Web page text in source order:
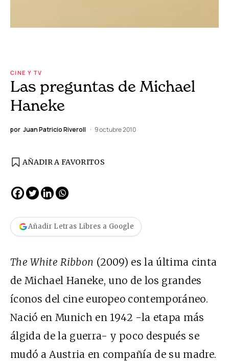
CINE Y TV
Las preguntas de Michael
Haneke
por Juan Patricio Riveroll 9 octubre 2010
AÑADIR A FAVORITOS
Añadir Letras Libres a Google
The White Ribbon (2009) es la última cinta
de Michael Haneke, uno de los grandes
íconos del cine europeo contemporáneo.
Nació en Munich en 1942 -la etapa más
álgida de la guerra- y poco después se
mudó a Austria en compañía de su madre.